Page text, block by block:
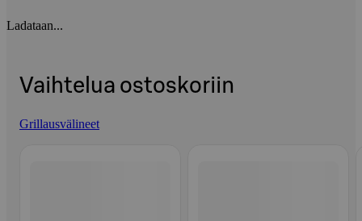
Ladataan...
Vaihtelua ostoskoriin
Grillausvälineet